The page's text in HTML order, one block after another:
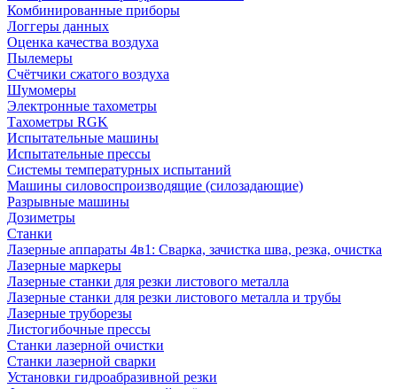
Комбинированные приборы
Логгеры данных
Оценка качества воздуха
Пылемеры
Счётчики сжатого воздуха
Шумомеры
Электронные тахометры
Тахометры RGK
Испытательные машины
Испытательные прессы
Системы температурных испытаний
Машины силовоспроизводящие (силозадающие)
Разрывные машины
Дозиметры
Станки
Лазерные аппараты 4в1: Сварка, зачистка шва, резка, очистка
Лазерные маркеры
Лазерные станки для резки листового металла
Лазерные станки для резки листового металла и трубы
Лазерные труборезы
Листогибочные прессы
Станки лазерной очистки
Станки лазерной сварки
Установки гидроабразивной резки